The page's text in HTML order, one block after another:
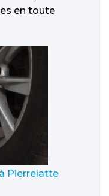
en toute
Pierrelatte